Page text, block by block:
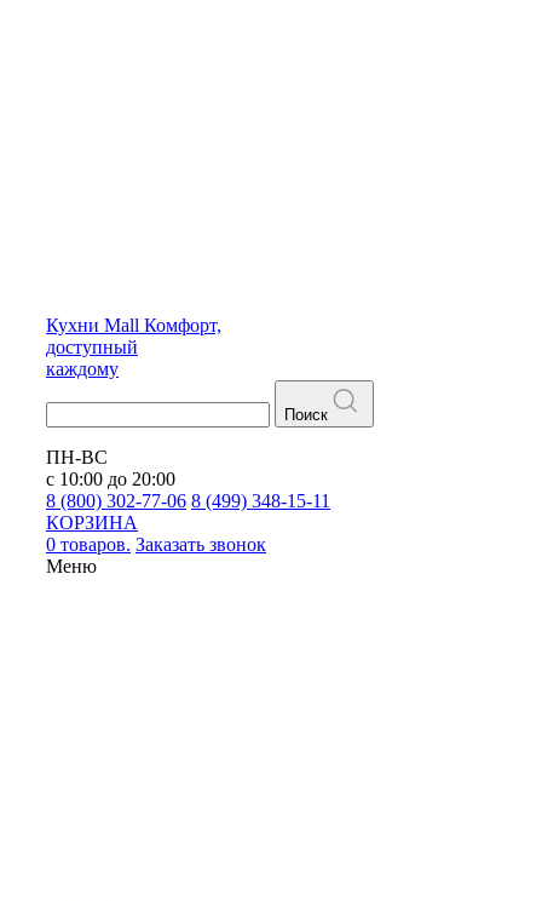
Кухни Mall Комфорт,
доступный
каждому
Поиск
ПН-ВС
с 10:00 до 20:00
8 (800) 302-77-06 8 (499) 348-15-11
КОРЗИНА
0 товаров. Заказать звонок
Меню